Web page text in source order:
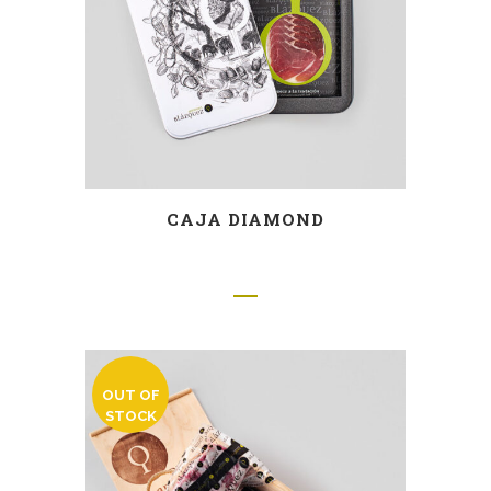
CAJA DIAMOND
OUT OF
STOCK